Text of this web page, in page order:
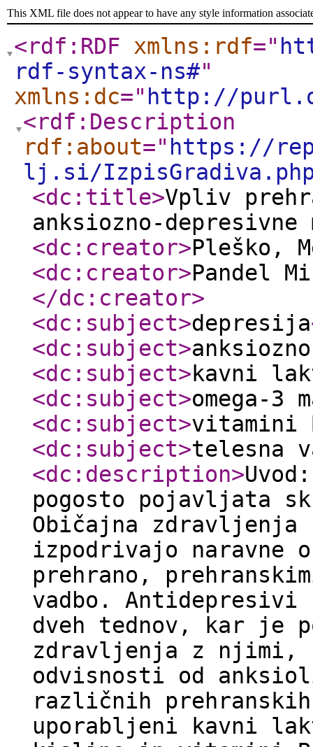
This XML file does not appear to have any style information
<rdf:RDF xmlns:rdf="
rdf-syntax-ns#"
xmlns:dc=" http://
<rdf:Description
rdf:about=" https://
lj.si/
<dc:title>Vpliv
anksiozno-depresivne
<dc:creator>Pleško,
<dc:creator>Pandel
</dc:creator>
<dc:subject>depresija
<dc:subject>
<dc:subject>kavni
<dc:subject>omega-3
<dc:subject>vitamini
<dc:subject>telesna
<dc:description>
pogosto pojavljata
Običajna
izpodrivajo naravne
prehrano,
vadbo. Antidepresivi
dveh tednov, kar je
zdravljenja z njimi,
odvisnosti od
različnih
uporabljeni kavni